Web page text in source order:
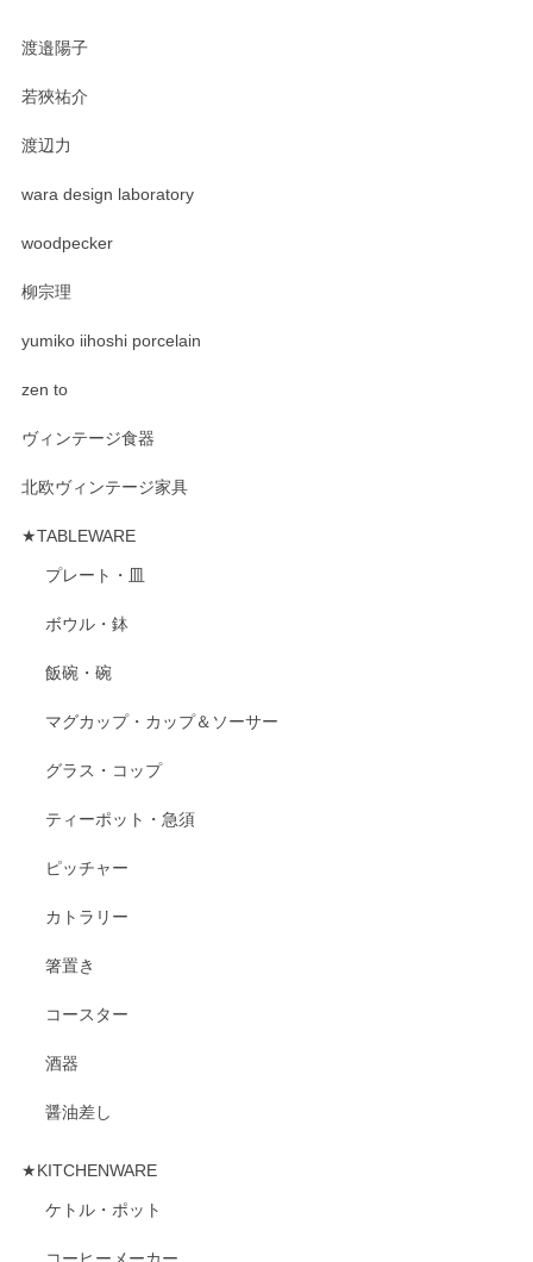
渡邉陽子
若狹祐介
渡辺力
wara design laboratory
woodpecker
柳宗理
yumiko iihoshi porcelain
zen to
ヴィンテージ食器
北欧ヴィンテージ家具
★TABLEWARE
プレート・皿
ボウル・鉢
飯碗・碗
マグカップ・カップ＆ソーサー
グラス・コップ
ティーポット・急須
ピッチャー
カトラリー
箸置き
コースター
酒器
醤油差し
★KITCHENWARE
ケトル・ポット
コーヒーメーカー